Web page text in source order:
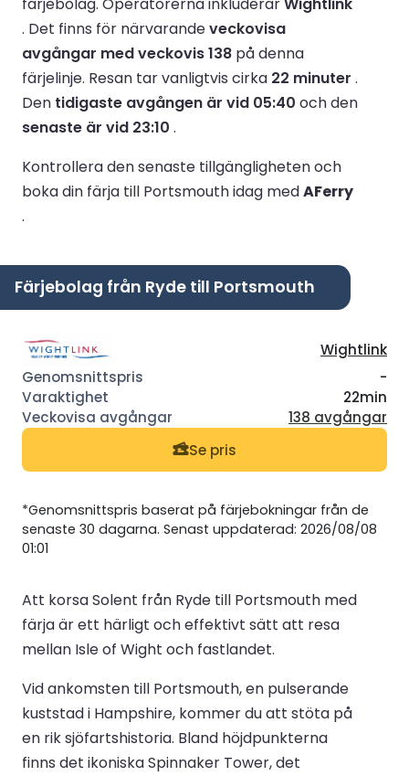
. Det finns för närvarandeveckovisa
avgångar med veckovis 138 på denna
färjelinje. Resan tar vanligtvis cirka 22 minuter .
Den tidigaste avgången är vid 05:40 och den
senaste är vid 23:10 .
Kontrollera den senaste tillgängligheten och
boka din färja till Portsmouth idag medAFerry
.
Färjebolag från Ryde till Portsmouth
Wightlink
-
22min
138 avgångar
Se pris
*Genomsnittspris baserat på färjebokningar från de
senaste 30 dagarna. Senast uppdaterad: 2026/08/08
01:01
Att korsa Solent från Ryde till Portsmouth med
färja är ett härligt och effektivt sätt att resa
mellan Isle of Wight och fastlandet.
Vid ankomsten till Portsmouth, en pulserande
kuststad i Hampshire, kommer du att stöta på
en rik sjöfartshistoria. Bland höjdpunkterna
finns det ikoniska Spinnaker Tower, det